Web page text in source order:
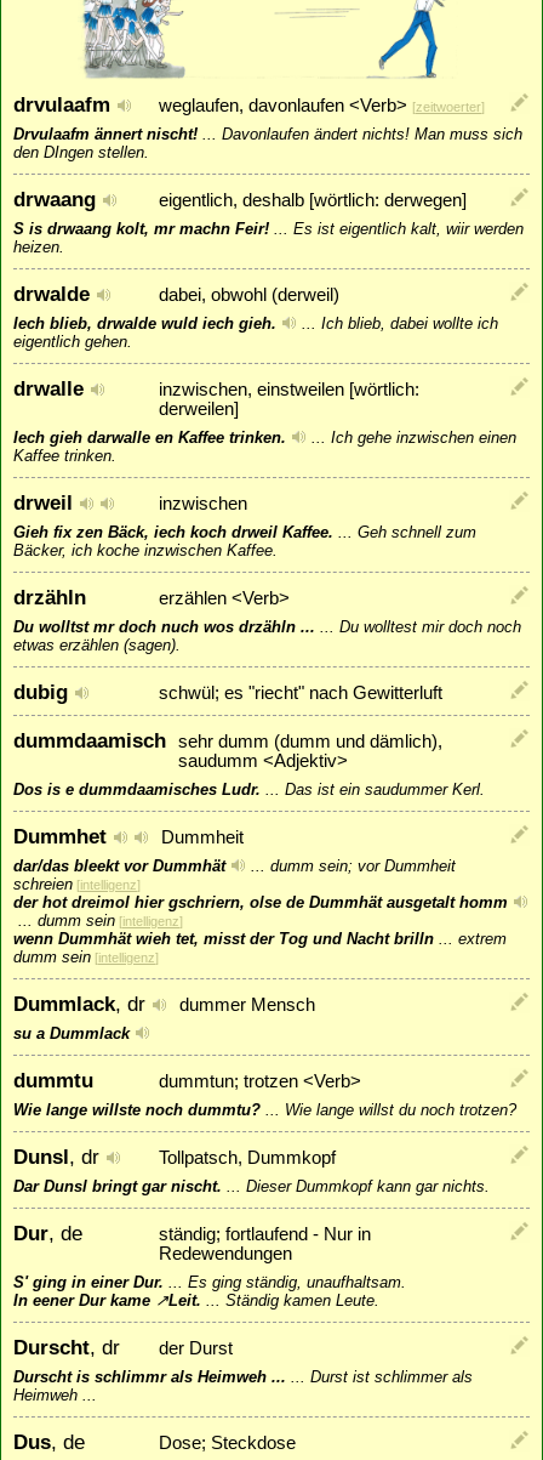
drvulaafm weglaufen, davonlaufen <Verb> [zeitwoerter]
Drvulaafm ännert nischt!
Davonlaufen ändert nichts! Man muss sich
den DIngen stellen.
drwaang eigentlich, deshalb [wörtlich: derwegen]
S is drwaang kolt, mr machn Feir!
Es ist eigentlich kalt, wiir werden
heizen.
drwalde dabei, obwohl (derweil)
Iech blieb, drwalde wuld iech gieh.
Ich blieb, dabei wollte ich
eigentlich gehen.
drwalle
inzwischen, einstweilen [wörtlich:
derweilen]
Iech gieh darwalle en Kaffee trinken.
Ich gehe inzwischen einen
Kaffee trinken.
drweil inzwischen
Gieh fix zen Bäck, iech koch drweil Kaffee.
Geh schnell zum
Bäcker, ich koche inzwischen Kaffee.
drzähln erzählen <Verb>
Du wolltst mr doch nuch wos drzähln ...
Du wolltest mir doch noch
etwas erzählen (sagen).
dubig schwül; es "riecht" nach Gewitterluft
dummdaamisch
sehr dumm (dumm und dämlich),
saudumm <Adjektiv>
Dos is e dummdaamisches Ludr. Das ist ein saudummer Kerl.
Dummhet Dummheit
dar/das bleekt vor Dummhät
dumm sein; vor Dummheit
schreien [intelligenz]
der hot dreimol hier gschriern, olse de Dummhät ausgetalt homm
dumm sein [intelligenz]
wenn Dummhät wieh tet, misst der Tog und Nacht brilln
extrem
dumm sein [intelligenz]
Dummlack, dr dummer Mensch
su a Dummlack
dummtu dummtun; trotzen <Verb>
Wie lange willste noch dummtu? Wie lange willst du noch trotzen?
Dunsl, dr Tollpatsch, Dummkopf
Dar Dunsl bringt gar nischt. Dieser Dummkopf kann gar nichts.
Dur, de
ständig; fortlaufend - Nur in
Redewendungen
S' ging in einer Dur.
Es ging ständig, unaufhaltsam.
In eener Dur kame ↗Leit. Ständig kamen Leute.
Durscht, dr der Durst
Durscht is schlimmr als Heimweh ...
Durst ist schlimmer als
Heimweh ...
Dus, de Dose; Steckdose